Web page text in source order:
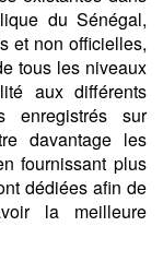
du Sénégal,
et non officielles,
tous les niveaux
aux différents
enregistrés sur
davantage les
fournissant plus
dédiées afin de
la meilleure